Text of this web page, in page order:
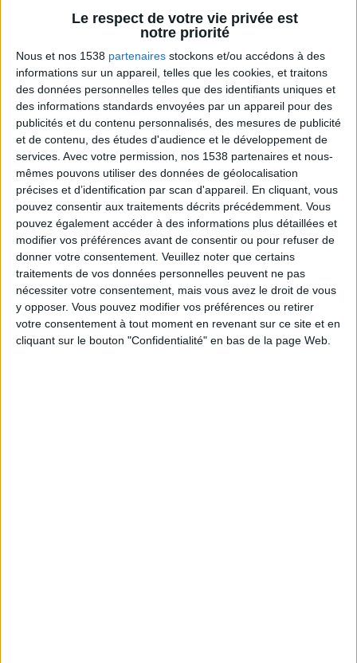
Le respect de votre vie privée est
notre priorité
Nous et nos 1538 partenaires stockons et/ou accédons à des
informations sur un appareil, telles que les cookies, et traitons
des données personnelles telles que des identifiants uniques et
des informations standards envoyées par un appareil pour des
publicités et du contenu personnalisés, des mesures de publicité
et de contenu, des études d'audience et le développement de
services. Avec votre permission, nos 1538 partenaires et nous-
mêmes pouvons utiliser des données de géolocalisation
précises et d’identification par scan d'appareil. En cliquant, vous
pouvez consentir aux traitements décrits précédemment. Vous
pouvez également accéder à des informations plus détaillées et
modifier vos préférences avant de consentir ou pour refuser de
donner votre consentement. Veuillez noter que certains
traitements de vos données personnelles peuvent ne pas
nécessiter votre consentement, mais vous avez le droit de vous
y opposer. Vous pouvez modifier vos préférences ou retirer
votre consentement à tout moment en revenant sur ce site et en
cliquant sur le bouton "Confidentialité" en bas de la page Web.
weekend, est-ce assez ?
15:56 Où puis-je trouver les petits chocolats et
quelle marque ?
17:18 Puis-je continuer avec le régime à 1200
kcal toute la vie ?
Combien de kilos souhaitez-vous perdre ?
Moins de
5 kilos
De 5 à 10
kilos
Plus de
10 kilos
Webinaires en direct Voir tout
Chaque semaine, posez vos questions en live
en participant à des vidéo-conférences avec
Jean-Michel et les diététiciennes du